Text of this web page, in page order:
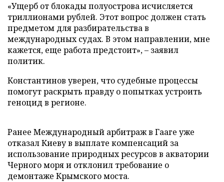
«Ущерб от блокады полуострова исчисляется
триллионами рублей. Этот вопрос должен стать
предметом для разбирательства в
международных судах. В этом направлении, мне
кажется, еще работа предстоит», – заявил
политик.
Константинов уверен, что судебные процессы
помогут раскрыть правду о попытках устроить
геноцид в регионе.
Ранее Международный арбитраж в Гааге уже
отказал Киеву в выплате компенсаций за
использование природных ресурсов в акватории
Черного моря и отклонил требование о
демонтаже Крымского моста.